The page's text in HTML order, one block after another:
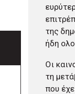
της
ήδη
Οι
τη
που